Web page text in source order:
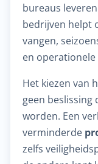
bureaus
bedrijven helpt
vangen,
en
Het kiezen van
geen
worden. Een
verminderde
zelfs